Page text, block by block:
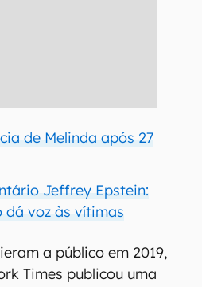
de Melinda após 27
Jeffrey Epstein:
dá voz às vítimas
a público em 2019,
Times publicou uma